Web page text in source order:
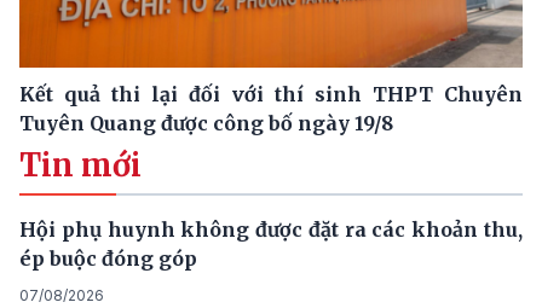
Kết quả thi lại đối với thí sinh THPT Chuyên
Tuyên Quang được công bố ngày 19/8
Tin mới
Hội phụ huynh không được đặt ra các khoản thu,
ép buộc đóng góp
07/08/2026